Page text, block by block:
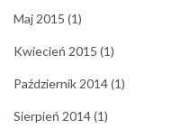
Maj 2015 (1)
Kwiecień 2015 (1)
Październik 2014(1)
Sierpień 2014(1)